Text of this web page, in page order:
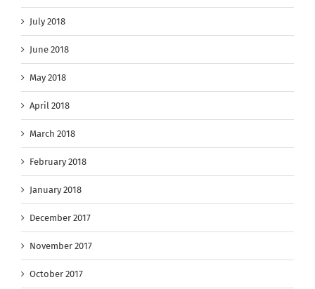
July 2018
June 2018
May 2018
April 2018
March 2018
February 2018
January 2018
December 2017
November 2017
October 2017